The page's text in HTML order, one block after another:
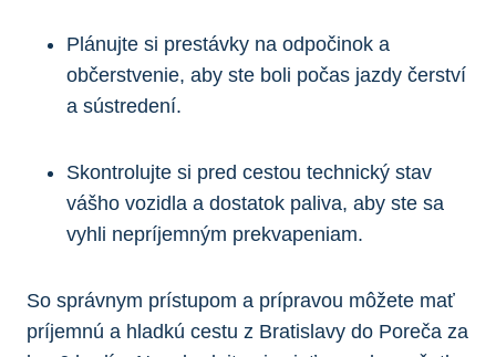
Plánujte si prestávky na odpočinok a
občerstvenie, aby ste boli počas jazdy čerství
a sústredení.
Skontrolujte si pred cestou technický stav
vášho vozidla a dostatok paliva, aby ste sa
vyhli nepríjemným prekvapeniam.
So správnym prístupom a prípravou môžete mať
príjemnú a hladkú cestu z Bratislavy do Poreča za